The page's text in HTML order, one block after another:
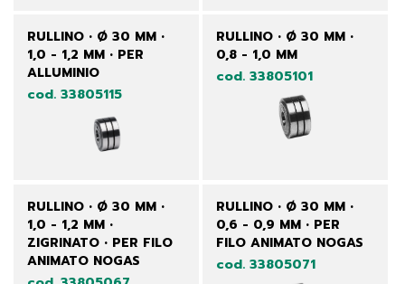
RULLINO • Ø 30 MM •
1,0 - 1,2 MM • PER
ALLUMINIO
cod. 33805115
RULLINO • Ø 30 MM •
0,8 - 1,0 MM
cod. 33805101
RULLINO • Ø 30 MM •
1,0 - 1,2 MM •
ZIGRINATO • PER FILO
ANIMATO NOGAS
RULLINO • Ø 30 MM •
0,6 - 0,9 MM • PER
FILO ANIMATO NOGAS
cod. 33805071